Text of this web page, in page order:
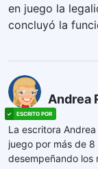
en juego la
concluyó la
Andrea
La escritora
juego por más de
desempeñando los